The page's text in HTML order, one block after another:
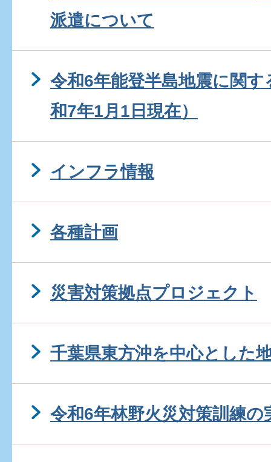
派遣について
令和6年能登半島地震に関
和7年1月1日現在）
インフラ情報
各種計画
災害対策拠点プロジェクト
千葉県東方沖を中心とした
令和6年林野火災対策訓練の